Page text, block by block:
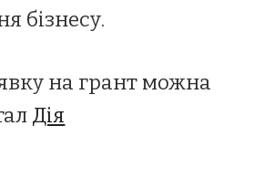
бізнесу.
на грант можна
Дія